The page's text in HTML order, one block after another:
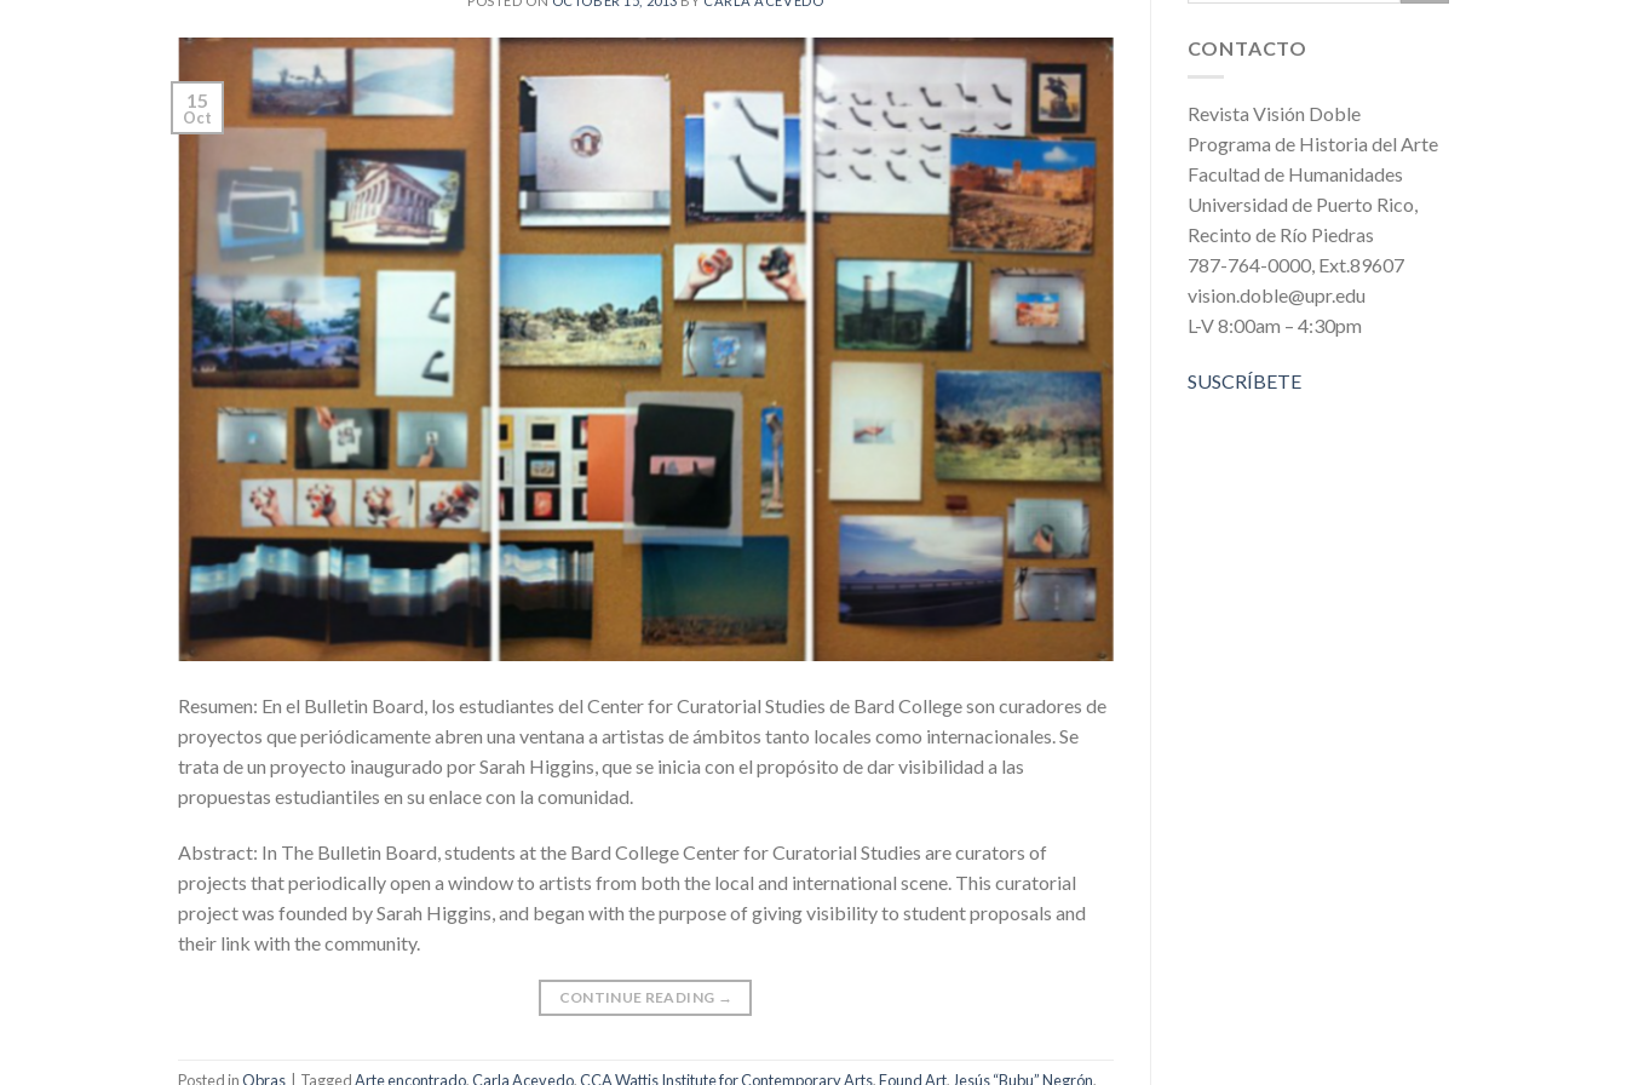
15
Oct
Resumen: En el Bulletin Board, los estudiantes del Center for Curatorial Studies de Bard College son curadores de
proyectos que periódicamente abren una ventana a artistas de ámbitos tanto locales como internacionales. Se
trata de un proyecto inaugurado por Sarah Higgins, que se inicia con el propósito de dar visibilidad a las
propuestas estudiantiles en su enlace con la comunidad.
Abstract: In The Bulletin Board, students at the Bard College Center for Curatorial Studies are curators of
projects that periodically open a window to artists from both the local and international scene. This curatorial
project was founded by Sarah Higgins, and began with the purpose of giving visibility to student proposals and
their link with the community.
CONTINUE READING →
Posted inObras TaggedArte encontrado,Carla Acevedo,CCA Wattis Institute for Contemporary Arts,Found Art, Jesús “Bubu” Negrón,
CONTACTO
Revista Visión Doble
Programa de Historia del Arte
Facultad de Humanidades
Universidad de Puerto Rico,
Recinto de Río Piedras
787-764-0000, Ext.89607
vision.doble@upr.edu
L-V 8:00am – 4:30pm
SUSCRÍBETE